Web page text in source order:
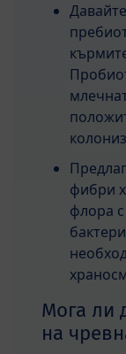
фибри
флора
Мога ли
на